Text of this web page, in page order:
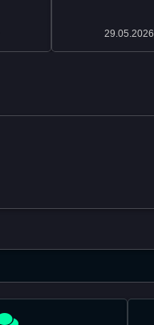
29.05.2026